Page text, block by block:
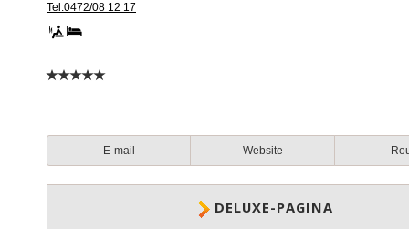
Tel:0472/08 12 17
E-mail Website
DELUXE-PAGINA